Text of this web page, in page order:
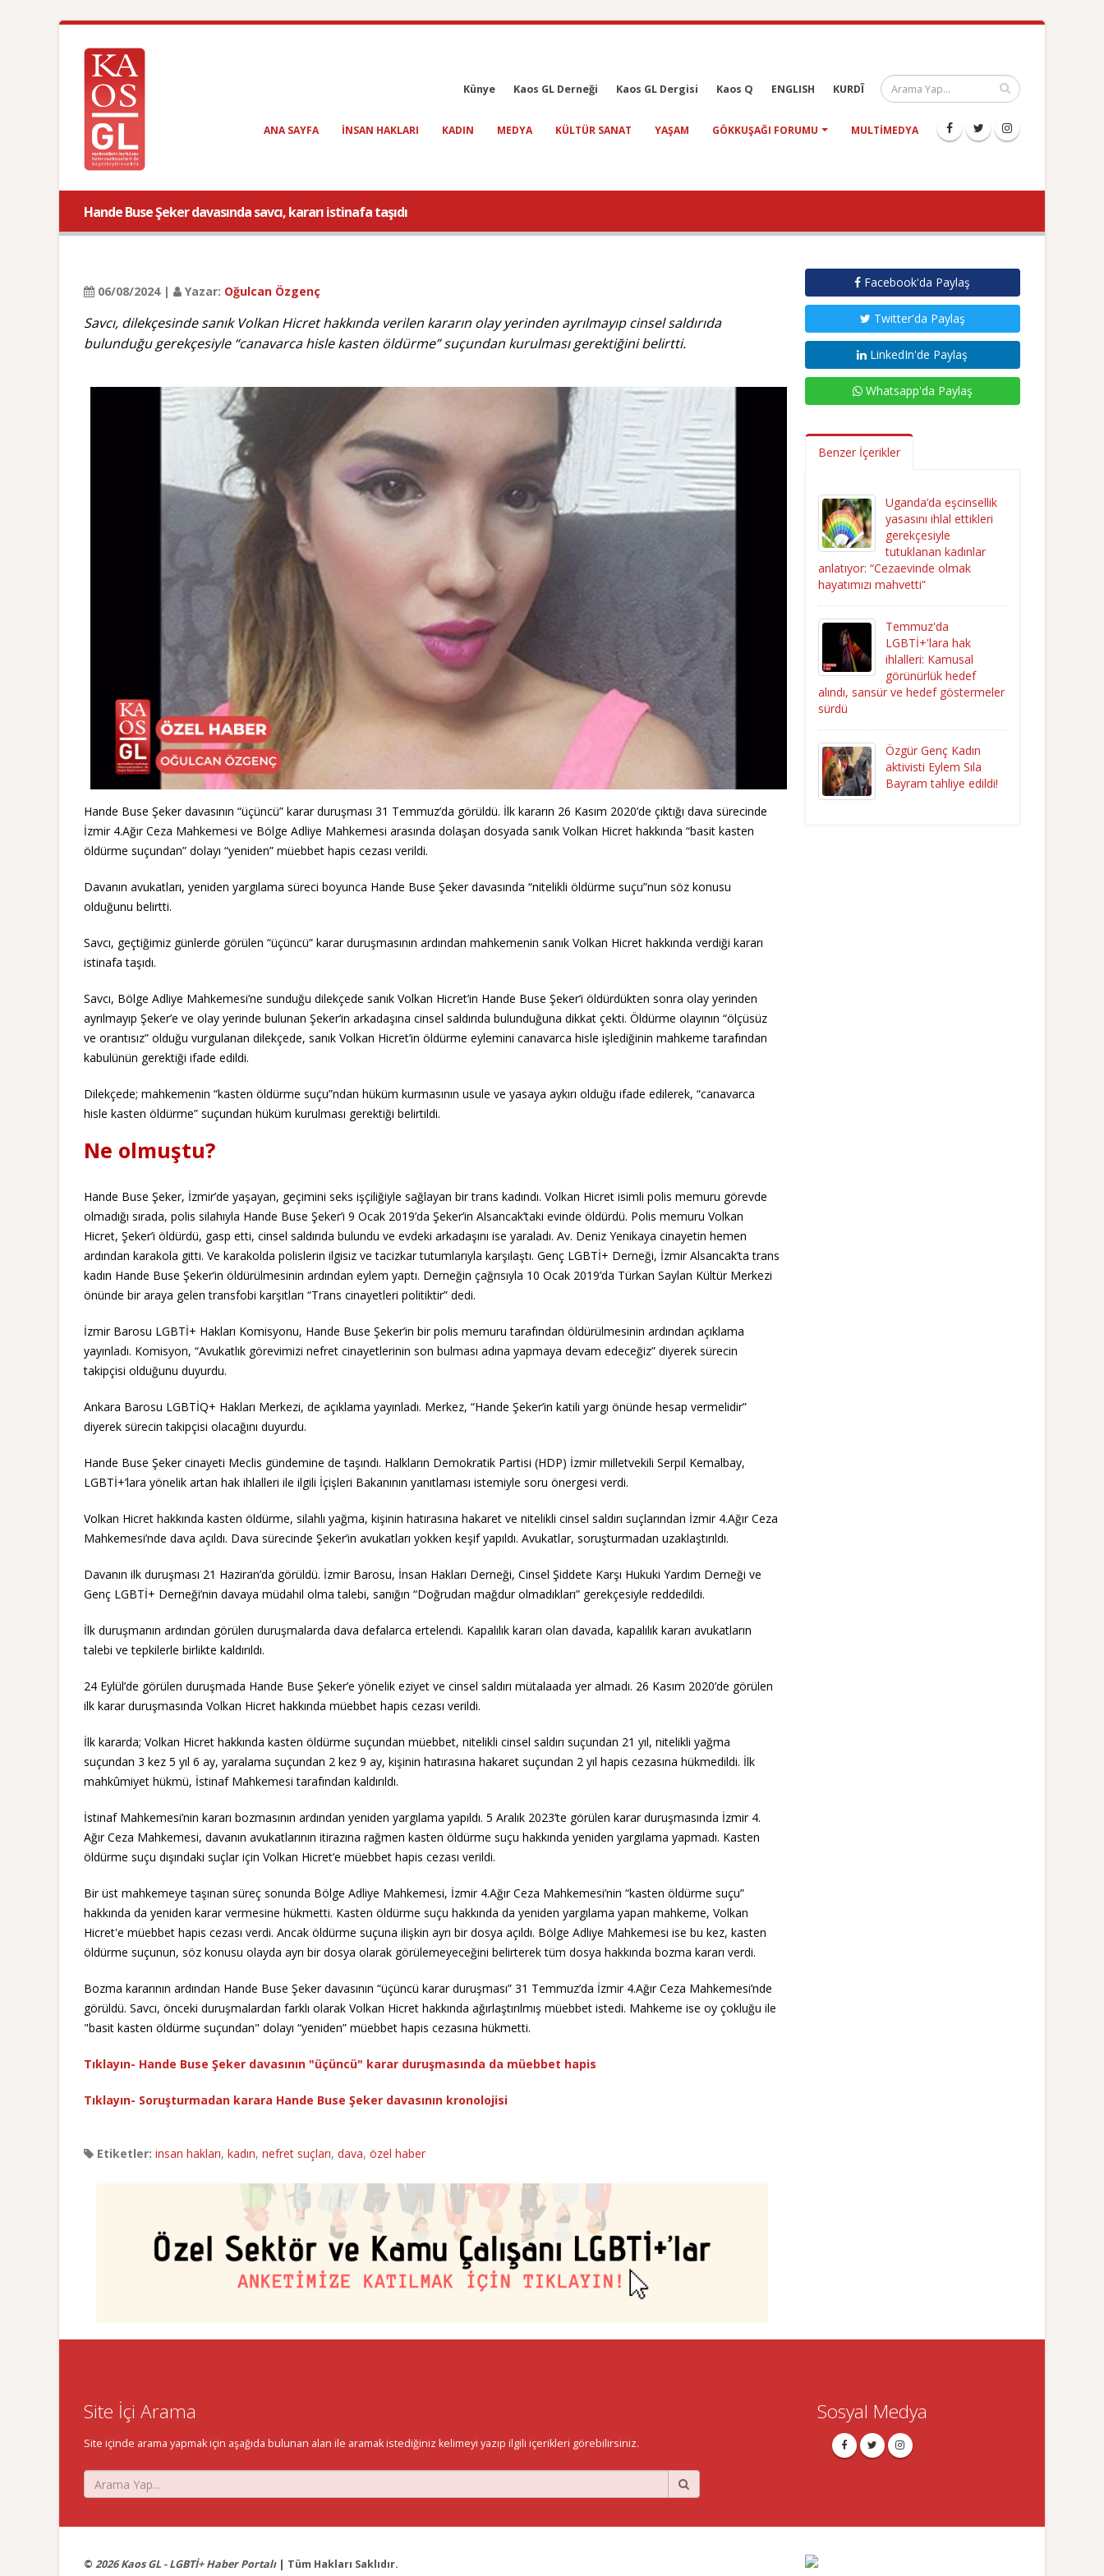
Künye Kaos GL Derneği Kaos GL Dergisi Kaos Q ENGLISH KURDÎ
ANA SAYFA INSAN HAKLARI KADIN MEDYA KÜLTÜR SANAT YAŞAM GÖKKUŞAĞI FORUMU MULTIMEDYA
Hande Buse Şeker davasında savcı, kararı istinafa taşıdı
06/08/2024 | Yazar: Oğulcan Özgenç
Savcı, dilekçesinde sanık Volkan Hicret hakkında verilen kararın olay yerinden ayrılmayıp cinsel saldırıda
bulunduğu gerekçesiyle “canavarca hisle kasten öldürme” suçundan kurulması gerektiğini belirtti.
Hande Buse Şeker davasının “üçüncü” karar duruşması 31 Temmuz’da görüldü. İlk kararın 26 Kasım 2020’de çıktığı dava sürecinde
İzmir 4.Ağır Ceza Mahkemesi ve Bölge Adliye Mahkemesi arasında dolaşan dosyada sanık Volkan Hicret hakkında “basit kasten
öldürme suçundan” dolayı “yeniden” müebbet hapis cezası verildi.
Davanın avukatları, yeniden yargılama süreci boyunca Hande Buse Şeker davasında “nitelikli öldürme suçu”nun söz konusu
olduğunu belirtti.
Savcı, geçtiğimiz günlerde görülen “üçüncü” karar duruşmasının ardından mahkemenin sanık Volkan Hicret hakkında verdiği kararı
istinafa taşıdı.
Savcı, Bölge Adliye Mahkemesi’ne sunduğu dilekçede sanık Volkan Hicret’in Hande Buse Şeker’i öldürdükten sonra olay yerinden
ayrılmayıp Şeker’e ve olay yerinde bulunan Şeker’in arkadaşına cinsel saldırıda bulunduğuna dikkat çekti. Öldürme olayının “ölçüsüz
ve orantısız” olduğu vurgulanan dilekçede, sanık Volkan Hicret’in öldürme eylemini canavarca hisle işlediğinin mahkeme tarafından
kabulünün gerektiği ifade edildi.
Dilekçede; mahkemenin “kasten öldürme suçu”ndan hüküm kurmasının usule ve yasaya aykırı olduğu ifade edilerek, “canavarca
hisle kasten öldürme” suçundan hüküm kurulması gerektiği belirtildi.
Ne olmuştu?
Hande Buse Şeker, İzmir’de yaşayan, geçimini seks işçiliğiyle sağlayan bir trans kadındı. Volkan Hicret isimli polis memuru görevde
olmadığı sırada, polis silahıyla Hande Buse Şeker’i 9 Ocak 2019’da Şeker’in Alsancak’taki evinde öldürdü. Polis memuru Volkan
Hicret, Şeker’i öldürdü, gasp etti, cinsel saldırıda bulundu ve evdeki arkadaşını ise yaraladı. Av. Deniz Yenikaya cinayetin hemen
ardından karakola gitti. Ve karakolda polislerin ilgisiz ve tacizkar tutumlarıyla karşılaştı. Genç LGBTİ+ Derneği, İzmir Alsancak’ta trans
kadın Hande Buse Şeker’in öldürülmesinin ardından eylem yaptı. Derneğin çağrısıyla 10 Ocak 2019’da Türkan Saylan Kültür Merkezi
önünde bir araya gelen transfobi karşıtları “Trans cinayetleri politiktir” dedi.
İzmir Barosu LGBTİ+ Hakları Komisyonu, Hande Buse Şeker’in bir polis memuru tarafından öldürülmesinin ardından açıklama
yayınladı. Komisyon, “Avukatlık görevimizi nefret cinayetlerinin son bulması adına yapmaya devam edeceğiz” diyerek sürecin
takipçisi olduğunu duyurdu.
Ankara Barosu LGBTİQ+ Hakları Merkezi, de açıklama yayınladı. Merkez, “Hande Şeker’in katili yargı önünde hesap vermelidir”
diyerek sürecin takipçisi olacağını duyurdu.
Hande Buse Şeker cinayeti Meclis gündemine de taşındı. Halkların Demokratik Partisi (HDP) İzmir milletvekili Serpil Kemalbay,
LGBTİ+’lara yönelik artan hak ihlalleri ile ilgili İçişleri Bakanının yanıtlaması istemiyle soru önergesi verdi.
Volkan Hicret hakkında kasten öldürme, silahlı yağma, kişinin hatırasına hakaret ve nitelikli cinsel saldırı suçlarından İzmir 4.Ağır Ceza
Mahkemesi’nde dava açıldı. Dava sürecinde Şeker’in avukatları yokken keşif yapıldı. Avukatlar, soruşturmadan uzaklaştırıldı.
Davanın ilk duruşması 21 Haziran’da görüldü. İzmir Barosu, İnsan Hakları Derneği, Cinsel Şiddete Karşı Hukuki Yardım Derneği ve
Genç LGBTİ+ Derneği’nin davaya müdahil olma talebi, sanığın “Doğrudan mağdur olmadıkları” gerekçesiyle reddedildi.
İlk duruşmanın ardından görülen duruşmalarda dava defalarca ertelendi. Kapalılık kararı olan davada, kapalılık kararı avukatların
talebi ve tepkilerle birlikte kaldırıldı.
24 Eylül’de görülen duruşmada Hande Buse Şeker’e yönelik eziyet ve cinsel saldırı mütalaada yer almadı. 26 Kasım 2020’de görülen
ilk karar duruşmasında Volkan Hicret hakkında müebbet hapis cezası verildi.
İlk kararda; Volkan Hicret hakkında kasten öldürme suçundan müebbet, nitelikli cinsel saldırı suçundan 21 yıl, nitelikli yağma
suçundan 3 kez 5 yıl 6 ay, yaralama suçundan 2 kez 9 ay, kişinin hatırasına hakaret suçundan 2 yıl hapis cezasına hükmedildi. İlk
mahkûmiyet hükmü, İstinaf Mahkemesi tarafından kaldırıldı.
İstinaf Mahkemesi’nin kararı bozmasının ardından yeniden yargılama yapıldı. 5 Aralık 2023’te görülen karar duruşmasında İzmir 4.
Ağır Ceza Mahkemesi, davanın avukatlarının itirazına rağmen kasten öldürme suçu hakkında yeniden yargılama yapmadı. Kasten
öldürme suçu dışındaki suçlar için Volkan Hicret’e müebbet hapis cezası verildi.
Bir üst mahkemeye taşınan süreç sonunda Bölge Adliye Mahkemesi, İzmir 4.Ağır Ceza Mahkemesi’nin “kasten öldürme suçu”
hakkında da yeniden karar vermesine hükmetti. Kasten öldürme suçu hakkında da yeniden yargılama yapan mahkeme, Volkan
Hicret'e müebbet hapis cezası verdi. Ancak öldürme suçuna ilişkin ayrı bir dosya açıldı. Bölge Adliye Mahkemesi ise bu kez, kasten
öldürme suçunun, söz konusu olayda ayrı bir dosya olarak görülemeyeceğini belirterek tüm dosya hakkında bozma kararı verdi.
Bozma kararının ardından Hande Buse Şeker davasının “üçüncü karar duruşması” 31 Temmuz’da İzmir 4.Ağır Ceza Mahkemesi’nde
görüldü. Savcı, önceki duruşmalardan farklı olarak Volkan Hicret hakkında ağırlaştırılmış müebbet istedi. Mahkeme ise oy çokluğu ile
"basit kasten öldürme suçundan" dolayı “yeniden” müebbet hapis cezasına hükmetti.
Tıklayın- Hande Buse Şeker davasının "üçüncü" karar duruşmasında da müebbet hapis
Tıklayın- Soruşturmadan karara Hande Buse Şeker davasının kronolojisi
Etiketler: insan hakları, kadın, nefret suçları, dava, özel haber
Facebook'da Paylaş
Twitter'da Paylaş
LinkedIn'de Paylaş
Whatsapp'da Paylaş
Benzer İçerikler
Uganda’da eşcinsellik
yasasını ihlal ettikleri
gerekçesiyle
tutuklanan kadınlar
anlatıyor: “Cezaevinde olmak
hayatımızı mahvetti”
Temmuz'da
LGBTİ+'lara hak
ihlalleri: Kamusal
görünürlük hedef
alındı, sansür ve hedef göstermeler
sürdü
Özgür Genç Kadın
aktivisti Eylem Sıla
Bayram tahliye edildi!
Site İçi Arama
Site içinde arama yapmak için aşağıda bulunan alan ile aramak istediğiniz kelimeyi yazıp ilgili içerikleri görebilirsiniz.
Sosyal Medya
© 2026 Kaos GL - LGBTİ+ Haber Portalı| Tüm Hakları Saklıdır.